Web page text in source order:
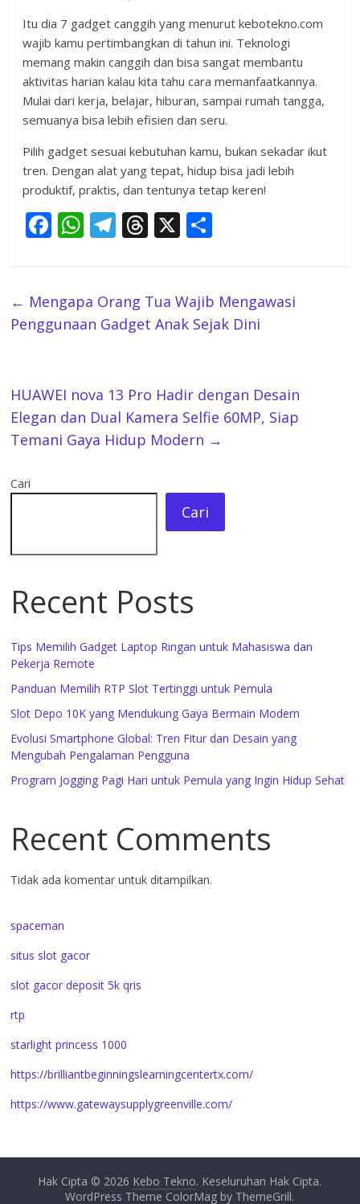
Itu dia 7 gadget canggih yang menurut kebotekno.com
wajib kamu pertimbangkan di tahun ini. Teknologi
memang makin canggih dan bisa sangat membantu
aktivitas harian kalau kita tahu cara memanfaatkannya.
Mulai dari kerja, belajar, hiburan, sampai rumah tangga,
semuanya bisa lebih efisien dan seru.
Pilih gadget sesuai kebutuhan kamu, bukan sekadar ikut
tren. Dengan alat yang tepat, hidup bisa jadi lebih
produktif, praktis, dan tentunya tetap keren!
F
b
o
W
s
A
T
gr
a
T
a
d
X
e
← Mengapa Orang Tua Wajib Mengawasi
Penggunaan Gadget Anak Sejak Dini
HUAWEI nova 13 Pro Hadir dengan Desain
Elegan dan Dual Kamera Selfie 60MP, Siap
Temani Gaya Hidup Modern →
Cari
Cari
Recent Posts
Tips Memilih Gadget Laptop Ringan untuk Mahasiswa dan
Pekerja Remote
Panduan Memilih RTP Slot Tertinggi untuk Pemula
Slot Depo 10K yang Mendukung Gaya Bermain Modern
Evolusi Smartphone Global: Tren Fitur dan Desain yang
Mengubah Pengalaman Pengguna
Program Jogging Pagi Hari untuk Pemula yang Ingin Hidup Sehat
Recent Comments
Tidak ada komentar untuk ditampilkan.
spaceman
situs slot gacor
slot gacor deposit 5k qris
rtp
starlight princess 1000
https://brilliantbeginningslearningcentertx.com/
https://www.gatewaysupplygreenville.com/
Hak Cipta © 2026 Kebo Tekno. Keseluruhan Hak Cipta.
WordPress Theme ColorMag by ThemeGrill.